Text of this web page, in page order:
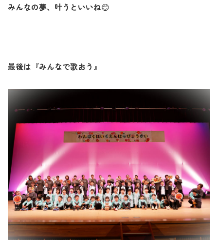
みんなの夢、叶うといいね😊
最後は『みんなで歌おう』